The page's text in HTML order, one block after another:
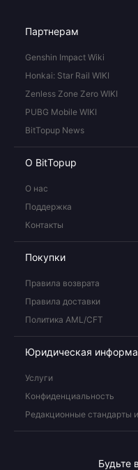
Партнерам
Genshin Impact Wiki
Honkai: Star Rail WIKI
Zenless Zone Zero WIKI
PUBG Mobile WIKI
BitTopup News
О BitTopup
О нас
Поддержка
Контакты
Покупки
Правила возврата
Правила доставки
Политика AML/CFT
Юридическая
Услуги
Конфиденциальность
Редакционные стандарты
Будьте